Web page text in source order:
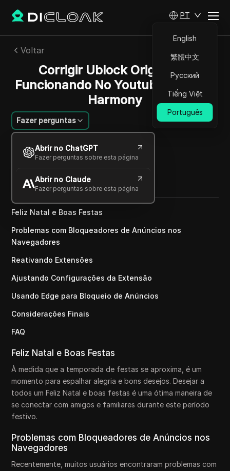
PT
English
繁體中文
Русский
Tiếng Việt
Português
Voltar
Corrigir Ublock Origin Não
Funcionando No Youtube (2024) |
Harmony
Fazer perguntas
Abrir no ChatGPT
Fazer perguntas sobre esta página
Abrir no Claude
Fazer perguntas sobre esta página
Rafael Almeida
27 dez 2024 2 min de leitura
Copy Link
Feliz Natal e Boas Festas
Problemas com Bloqueadores de Anúncios nos
Navegadores
Reativando Extensões
Ajustando Configurações da Extensão
Usando Edge para Bloqueio de Anúncios
Considerações Finais
FAQ
Feliz Natal e Boas Festas
À medida que a temporada de festas se aproxima, é um
momento para espalhar alegria e bons desejos. Desejar a
todos um Feliz Natal e boas festas é uma ótima maneira de
se conectar com amigos e familiares durante este período
festivo.
Problemas com Bloqueadores de Anúncios nos
Navegadores
Recentemente, muitos usuários encontraram problemas com